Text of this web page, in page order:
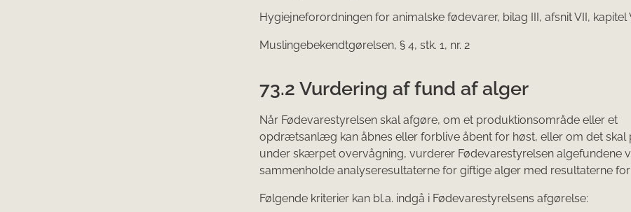
Hygiejneforordningen for animalske fødevarer, bilag III, afsnit VII, kapitel
Muslingebekendtgørelsen, § 4, stk. 1, nr. 2
73.2 Vurdering af fund af alger
Når Fødevarestyrelsen skal afgøre, om et produktionsområde eller et
opdrætsanlæg kan åbnes eller forblive åbent for høst, eller om det skal
under skærpet overvågning, vurderer Fødevarestyrelsen algefundene
sammenholde analyseresultaterne for giftige alger med resultaterne
Følgende kriterier kan bl.a. indgå i Fødevarestyrelsens afgørelse: